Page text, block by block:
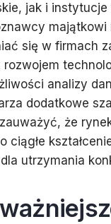
jak i
się w firmach
analizy
dodatkowe
że
ciągłe
utrzymania